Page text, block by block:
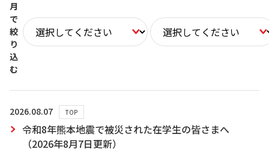
月
で
絞
り
込
む
2026.08.07 TOP
令和8年熊本地震で被災された在学生の皆さまへ
（2026年8月7日更新）